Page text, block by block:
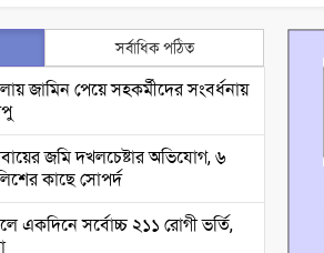
সর্বাধিক পঠিত
জামিন পেয়ে সহকর্মীদের সংবর্ধনায়
জমি দখলচেষ্টার অভিযোগ, ৬
কাছে সোপর্দ
একদিনে সর্বোচ্চ ২১১ রোগী ভর্তি,